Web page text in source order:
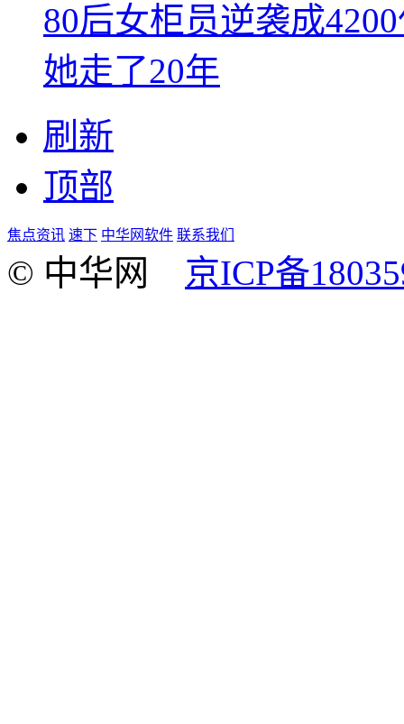
80后女柜员逆袭成
她走了20年
刷新
顶部
焦点资讯 速下 中华网软件 联系我们
© 中华网 京ICP备